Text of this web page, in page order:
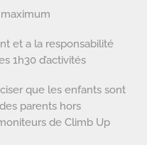
maximum
et a la responsabilité
1h30 d’activités
que les enfants sont
parents hors
de Climb Up